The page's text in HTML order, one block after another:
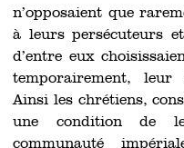
n’opposaient que
à leurs persécuteurs
d’entre eux
temporairement, leur
Ainsi les chrétiens,
une condition de
communauté